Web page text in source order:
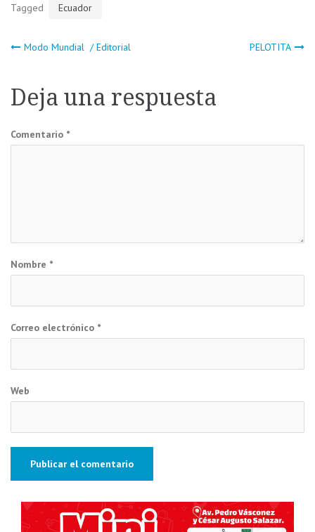
Tagged Ecuador
Navegación
de
entradas
Modo Mundial / Editorial PELOTITA
Deja una respuesta
Comentario *
Nombre *
Correo electrónico *
Web